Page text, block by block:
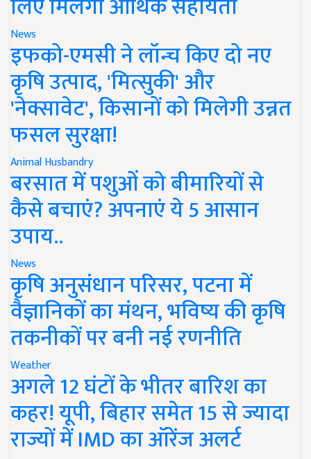
News
इफको-एमसी ने लॉन्च किए दो नए
कृषि उत्पाद, 'मित्सुकी' और
'नेक्सावेट', किसानों को मिलेगी उन्नत
फसल सुरक्षा!
Animal Husbandry
बरसात में पशुओं को बीमारियों से
कैसे बचाएं? अपनाएं ये 5 आसान
उपाय..
News
कृषि अनुसंधान परिसर, पटना में
वैज्ञानिकों का मंथन, भविष्य की कृषि
तकनीकों पर बनी नई रणनीति
Weather
अगले 12 घंटों के भीतर बारिश का
कहर! यूपी, बिहार समेत 15 से ज्यादा
राज्यों में IMD का ऑरेंज अलर्ट